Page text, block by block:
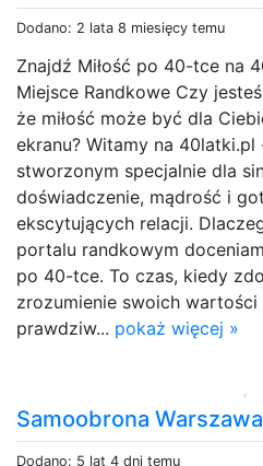
Dodano: 2 lata 8 miesięcy temu
Znajdź Miłość po 40-tce na
Miejsce Randkowe Czy
że miłość może być dla
ekranu? Witamy na
stworzonym specjalnie dla
doświadczenie, mądrość i
ekscytujących relacji.
portalu randkowym
po 40-tce. To czas, kiedy
zrozumienie swoich
prawdziw... pokaż więcej »
Samoobrona Warszawa
Dodano: 5 lat 4 dni temu